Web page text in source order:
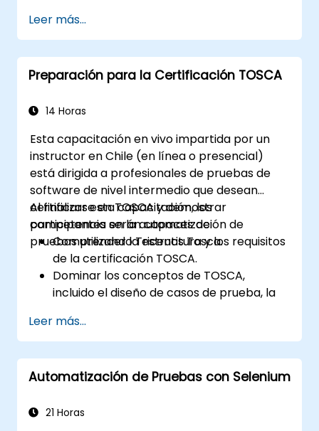
Leer más...
Preparación para la Certificación TOSCA
14 Horas
Esta capacitación en vivo impartida por un
instructor en Chile (en línea o presencial)
está dirigida a profesionales de pruebas de
software de nivel intermedio que desean
certificarse en TOSCA y demostrar
competencia en la automatización de
pruebas utilizando Tricentis Tosca.
Al finalizar esta capacitación, los
participantes serán capaces de:
Comprender la estructura y los requisitos
de la certificación TOSCA.
Dominar los conceptos de TOSCA,
incluido el diseño de casos de prueba, la
Aplicar las mejores prácticas para crear
casos de prueba reutilizables y
mantenibles.
Prepararse para las partes práctica y
TOSCA.
Leer más...
Automatización de Pruebas con Selenium
21 Horas